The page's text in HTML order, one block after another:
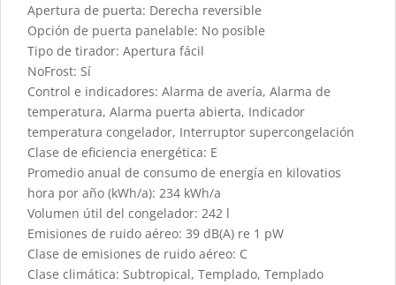
Apertura de puerta: Derecha reversible
Opción de puerta panelable: No posible
Tipo de tirador: Apertura fácil
NoFrost: Sí
Control e indicadores: Alarma de avería, Alarma de
temperatura, Alarma puerta abierta, Indicador
temperatura congelador, Interruptor supercongelación
Clase de eficiencia energética: E
Promedio anual de consumo de energía en kilovatios
hora por año (kWh/a): 234 kWh/a
Volumen útil del congelador: 242 l
Emisiones de ruido aéreo: 39 dB(A) re 1 pW
Clase de emisiones de ruido aéreo: C
Clase climática: Subtropical, Templado, Templado